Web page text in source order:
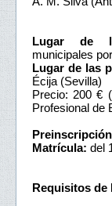
Lugar de
municipales
Lugar de las
Écija (Sevilla)
Precio: 200 €
Profesional de
Matrícula: del
Requisitos de